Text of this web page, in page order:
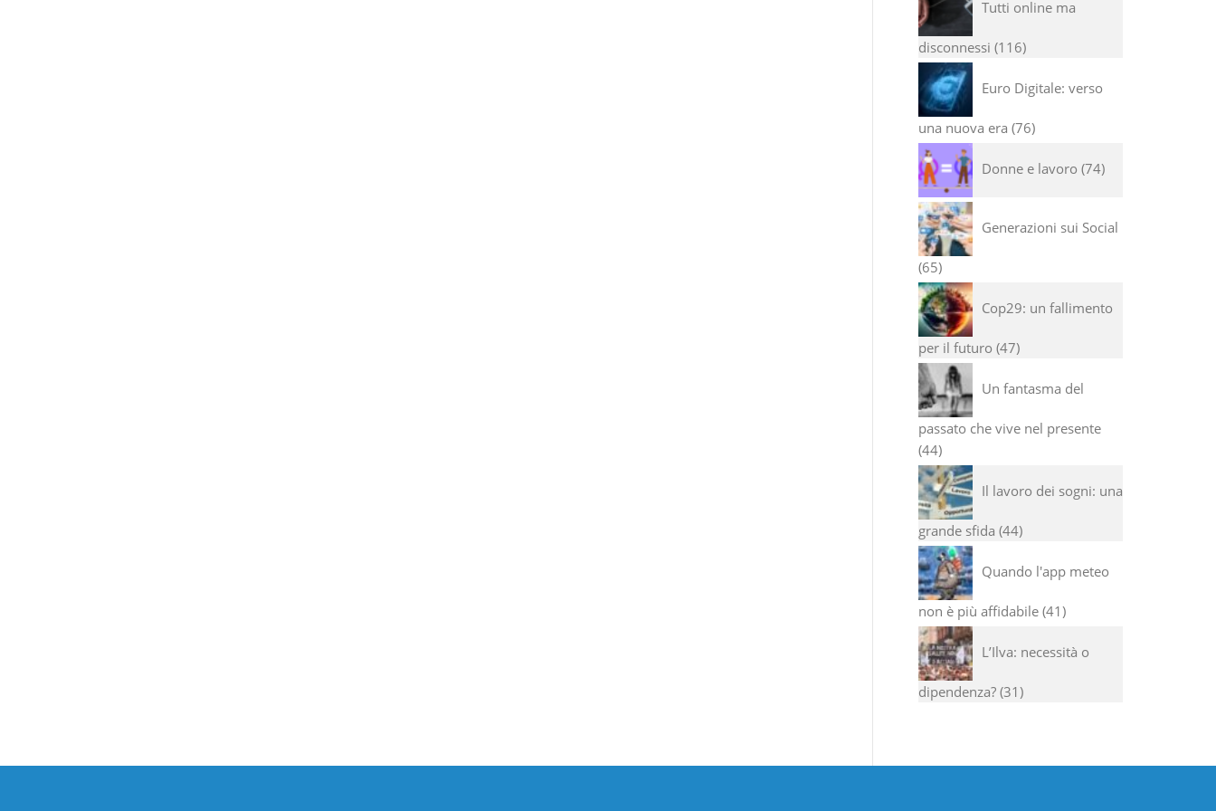
Tutti online ma
disconnessi 116
Euro Digitale: verso
una nuova era 76
Donne e lavoro 74
Generazioni sui Social
65
Cop29: un fallimento
per il futuro 47
Un fantasma del
passato che vive nel presente
44
Il lavoro dei sogni: una
grande sfida 44
Quando l'app meteo
non è più affidabile 41
L’Ilva: necessità o
dipendenza? 31